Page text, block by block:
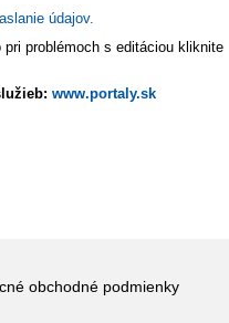
údajov.
problémoch s editáciou kliknite
www.portaly.sk
obchodné podmienky